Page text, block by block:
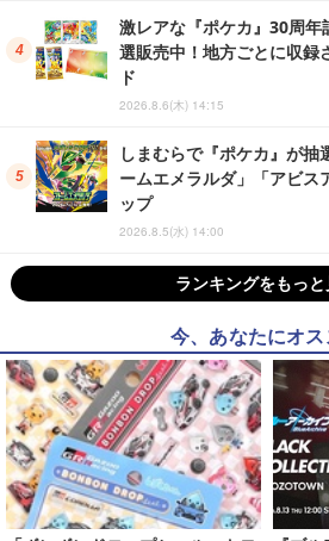
激レアな『ポケカ』30周
選販売中！地方ごとに収録
ド
2026.8.6(木) 14:15
しまむらで『ポケカ』が抽
ームエメラルダ」「アビス
ップ
2026.8.5(水) 14:00
ランキングをもっと
今、あなたにオス